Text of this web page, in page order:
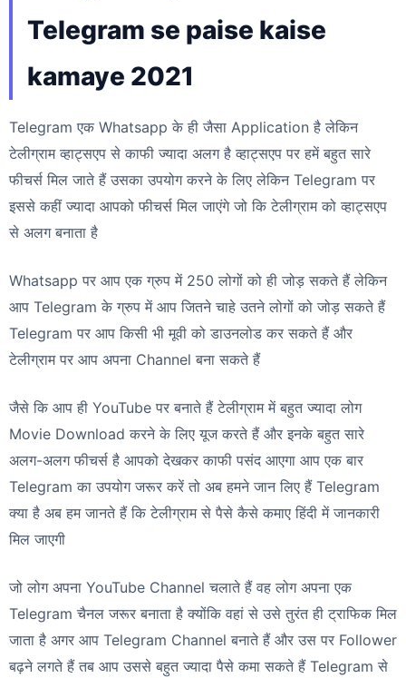
Telegram se paise kaise
kamaye 2021
Telegram एक Whatsapp के ही जैसा Application है लेकिन
टेलीग्राम व्हाट्सएप से काफी ज्यादा अलग है व्हाट्सएप पर हमें बहुत सारे
फीचर्स मिल जाते हैं उसका उपयोग करने के लिए लेकिन Telegram पर
इससे कहीं ज्यादा आपको फीचर्स मिल जाएंगे जो कि टेलीग्राम को व्हाट्सएप
से अलग बनाता है
Whatsapp पर आप एक ग्रुप में 250 लोगों को ही जोड़ सकते हैं लेकिन
आप Telegram के ग्रुप में आप जितने चाहे उतने लोगों को जोड़ सकते हैं
Telegram पर आप किसी भी मूवी को डाउनलोड कर सकते हैं और
टेलीग्राम पर आप अपना Channel बना सकते हैं
जैसे कि आप ही YouTube पर बनाते हैं टेलीग्राम में बहुत ज्यादा लोग
Movie Download करने के लिए यूज करते हैं और इनके बहुत सारे
अलग-अलग फीचर्स है आपको देखकर काफी पसंद आएगा आप एक बार
Telegram का उपयोग जरूर करें तो अब हमने जान लिए हैं Telegram
क्या है अब हम जानते हैं कि टेलीग्राम से पैसे कैसे कमाए हिंदी में जानकारी
मिल जाएगी
जो लोग अपना YouTube Channel चलाते हैं वह लोग अपना एक
Telegram चैनल जरूर बनाता है क्योंकि वहां से उसे तुरंत ही ट्राफिक मिल
जाता है अगर आप Telegram Channel बनाते हैं और उस पर Follower
बढ़ने लगते हैं तब आप उससे बहुत ज्यादा पैसे कमा सकते हैं Telegram से